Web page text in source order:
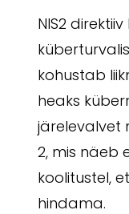
NIS2
kohustab
heaks
järelevalvet
2, mis näeb
koolitustel,
hindama.